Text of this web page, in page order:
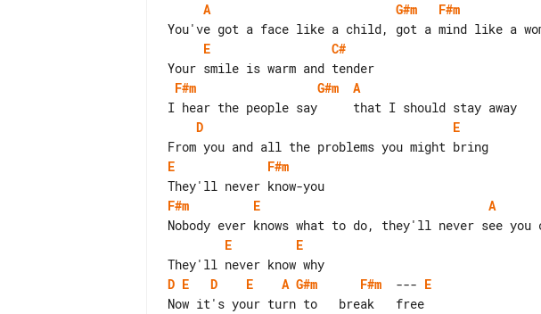
A G#m
F#m
E
C#
F#m
G#m
A
D
E
E
F#m
F#m
E
A
E
E
D E D E A G#m F#m
  ---
E